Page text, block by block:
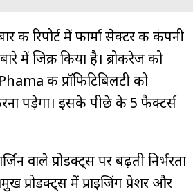
रिपोर्ट में फार्मा सेक्टर की कंपनी
में जिक्र किया है। ब्रोकरेज को
की प्रॉफिटिबिलटी को
पड़ेगा। इसके पीछे के 5 फैक्टर्स
वाले प्रोडक्ट्स पर बढ़ती निर्भरता
प्रोडक्ट्स में प्राइजिंग प्रेशर और